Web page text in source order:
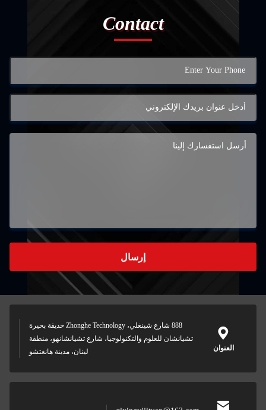
Contact
إرسال
العنوان
888 شارع شينغلي، Zhonghe Technology حديقة بحيرة
تشيانشان للعلوم والتكنولوجيا، شارع تشيانشانهو، منطقة
لينان، مدينة هانغتشو